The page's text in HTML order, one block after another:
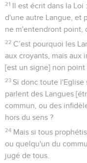
21 Il est écrit dans la Loi
d'une autre Langue, et
ne m'entendront point,
22 C’est pourquoi les
aux croyants, mais aux
[est un signe] non point
23 Si donc toute l'Eglise
parlent des Langues
commun, ou des
hors du sens ?
24 Mais si tous
ou quelqu'un du
jugé de tous.